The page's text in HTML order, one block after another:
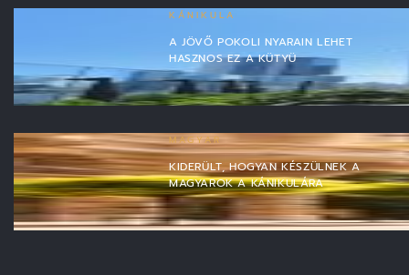
KÁNIKULA
A JÖVŐ POKOLI NYARAIN LEHET
HASZNOS EZ A KÜTYÜ
MAGYAR
KIDERÜLT, HOGYAN KÉSZÜLNEK A
MAGYAROK A KÁNIKULÁRA